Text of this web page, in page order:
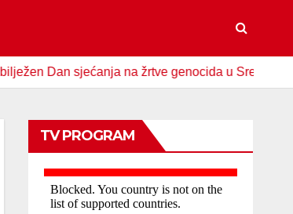
sjećanja na žrtve genocida u Srebrenici
TV PROGRAM